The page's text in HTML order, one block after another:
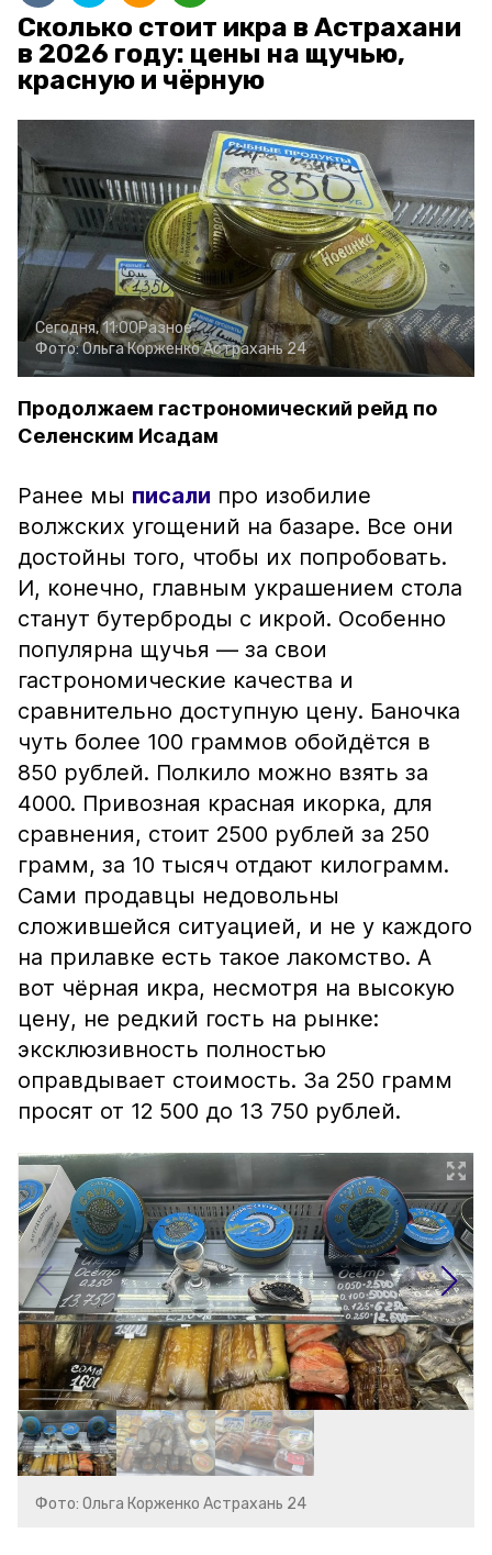
Сколько стоит икра в Астрахани
в 2026 году: цены на щучью,
красную и чёрную
Сегодня, 11:00Разное
Фото:Ольга КорженкоАстрахань 24
Продолжаем гастрономический рейд по
Селенским Исадам
Ранее мы писали про изобилие
волжских угощений на базаре. Все они
достойны того, чтобы их попробовать.
И, конечно, главным украшением стола
станут бутерброды с икрой. Особенно
популярна щучья — за свои
гастрономические качества и
сравнительно доступную цену. Баночка
чуть более 100 граммов обойдётся в
850 рублей. Полкило можно взять за
4000. Привозная красная икорка, для
сравнения, стоит 2500 рублей за 250
грамм, за 10 тысяч отдают килограмм.
Сами продавцы недовольны
сложившейся ситуацией, и не у каждого
на прилавке есть такое лакомство. А
вот чёрная икра, несмотря на высокую
цену, не редкий гость на рынке:
эксклюзивность полностью
оправдывает стоимость. За 250 грамм
просят от 12 500 до 13 750 рублей.
Фото: Ольга Корженко Астрахань 24